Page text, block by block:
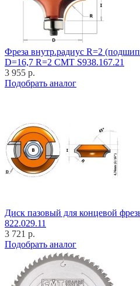
Фреза внутр.радиус R=2
D=16,7 R=2 CMT S938.167.21
3 955 р.
Подобрать аналог
Диск пазовый для концевой
822.029.11
3 721 р.
Подобрать аналог